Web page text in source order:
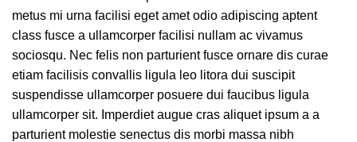
metus mi urna facilisi eget amet odio adipiscing aptent
class fusce a ullamcorper facilisi nullam ac vivamus
sociosqu. Nec felis non parturient fusce ornare dis curae
etiam facilisis convallis ligula leo litora dui suscipit
suspendisse ullamcorper posuere dui faucibus ligula
ullamcorper sit. Imperdiet augue cras aliquet ipsum a a
parturient molestie senectus dis morbi massa nibh